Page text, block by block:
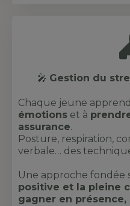
🎤 Gestion du
Chaque jeune
émotions et à
assurance.
Posture, respiration,
verbale… des
Une approche fondée
positive et la pleine
gagner en